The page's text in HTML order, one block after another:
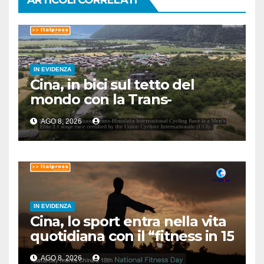
IN EVIDENZA
Cina, in bici sul tetto del
mondo con la Trans-
Himalaya Race
AGO 8, 2026
IN EVIDENZA
Cina, lo sport entra nella vita
quotidiana con il “fitness in 15
minuti”
AGO 8, 2026